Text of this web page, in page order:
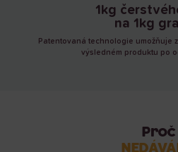
1kg
na 1kg
Patentovaná technologie umožňuje
výsledném produktu po
Proč